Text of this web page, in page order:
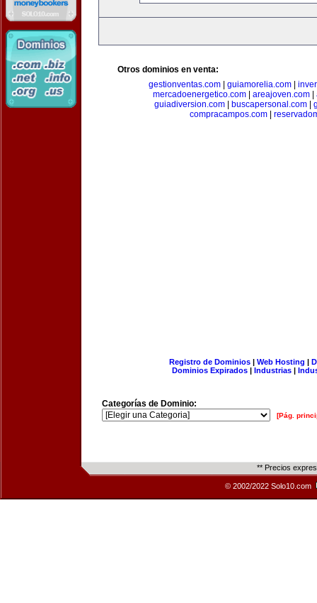
Otros dominios en venta:
gestionventas.com| guiamorelia.com|
mercadoenergetico.com| areajoven.com|
guiadiversion.com| buscapersonal.com|
compracampos.com
Registro de Dominios| Web Hosting |
Dominios Expirados | Industrias |
Categorías de Dominio:
[Pág.
** Precios
© 2002/2022 Solo10.com